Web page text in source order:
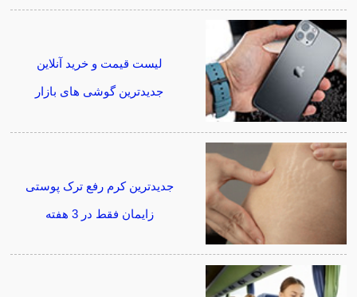
لیست قیمت و خرید آنلاین
جدیدترین گوشی های بازار
جدیدترین کرم رفع ترک پوستی
زایمان فقط در 3 هفته